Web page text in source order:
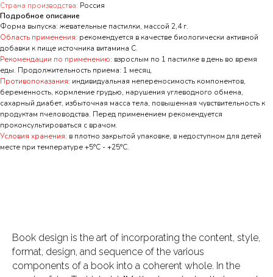
Страна производства: Россия
Подробное описание
Форма выпуска: жевательные пастилки, массой 2,4 г.
Область применения: рекомендуется в качестве биологически активной
добавки к пище источника витамина С.
Рекомендации по применению: взрослым по 1 пастилке в день во время
еды. Продолжительность приема: 1 месяц.
Противопоказания: индивидуальная непереносимость компонентов,
беременность, кормление грудью, нарушения углеводного обмена,
сахарный диабет, избыточная масса тела, повышенная чувствительность к
продуктам пчеловодства. Перед применением рекомендуется
проконсультироваться с врачом.
Условия хранения: в плотно закрытой упаковке, в недоступном для детей
месте при температуре +5°С - +25°С.
Book design is the art of incorporating the content, style,
format, design, and sequence of the various
components of a book into a coherent whole. In the